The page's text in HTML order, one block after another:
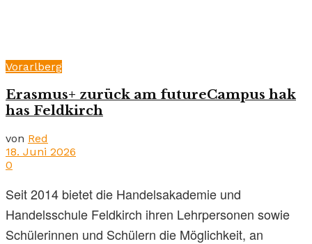
Vorarlberg
Erasmus+ zurück am futureCampus hak
has Feldkirch
von Red
18. Juni 2026
0
Seit 2014 bietet die Handelsakademie und
Handelsschule Feldkirch ihren Lehrpersonen sowie
Schülerinnen und Schülern die Möglichkeit, an